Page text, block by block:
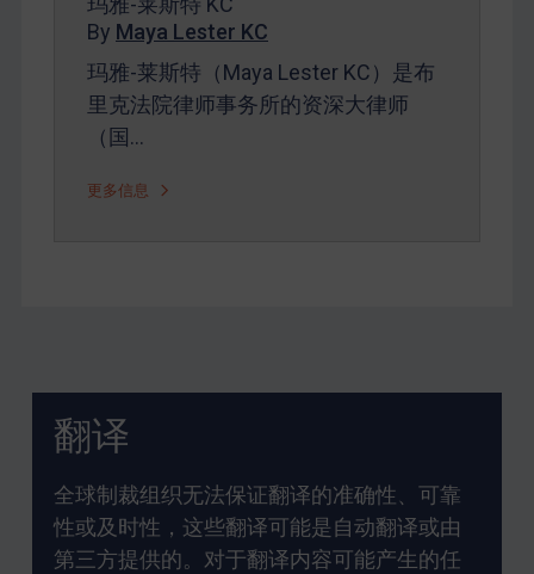
By Maya Lester KC
玛雅-莱斯特（Maya Lester KC）是布
里克法院律师事务所的资深大律师
（国…
更多信息
翻译
全球制裁组织无法保证翻译的准确性、可靠
性或及时性，这些翻译可能是自动翻译或由
第三方提供的。对于翻译内容可能产生的任